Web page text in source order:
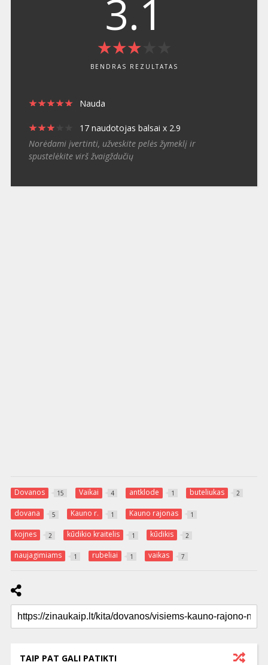
3.1
★★★
★★★
BENDRAS REZULTATAS
★★★★★
★★★★★ Nauda
★★★
★★★
17 naudotojas balsai x 2.9
Norėdami įvertinti, užveskite pelės žymeklį ir
spustelėkite virš žvaigždučių
Dovanos 15 Vaikai 4 antklode 1 buteliukas 2
dovana 5 Kauno r. 1 Kauno rajonas 1
kojnes 2 kūdikio kraitelis 1 kūdikis 2
naujagimiams 1 rubeliai 1 vaikas 7
TAIP PAT GALI PATIKTI